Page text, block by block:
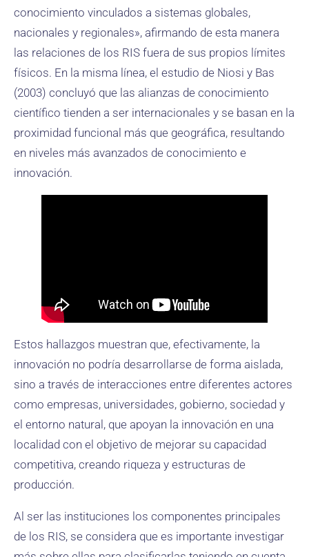
conocimiento vinculados a sistemas globales,
nacionales y regionales», afirmando de esta manera
las relaciones de los RIS fuera de sus propios límites
físicos. En la misma línea, el estudio de Niosi y Bas
(2003) concluyó que las alianzas de conocimiento
científico tienden a ser internacionales y se basan en la
proximidad funcional más que geográfica, resultando
en niveles más avanzados de conocimiento e
innovación.
Estos hallazgos muestran que, efectivamente, la
innovación no podría desarrollarse de forma aislada,
sino a través de interacciones entre diferentes actores
como empresas, universidades, gobierno, sociedad y
el entorno natural, que apoyan la innovación en una
localidad con el objetivo de mejorar su capacidad
competitiva, creando riqueza y estructuras de
producción.
Al ser las instituciones los componentes principales
de los RIS, se considera que es importante investigar